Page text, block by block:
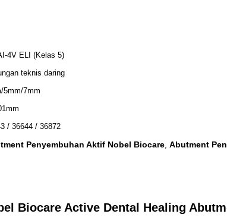
4V ELI (Kelas 5)
teknis daring
5mm/7mm
/ 36644 / 36872
Penyembuhan Aktif Nobel Biocare, Abutment
Biocare Active Dental Healing